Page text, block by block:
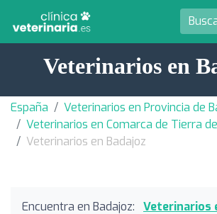
Veterinarios en
España
Veterinarios en Provincia de
Veterinarios en Comarca de Tierra
Veterinarios en Badajoz
Encuentra en Badajoz:
Veterinarios